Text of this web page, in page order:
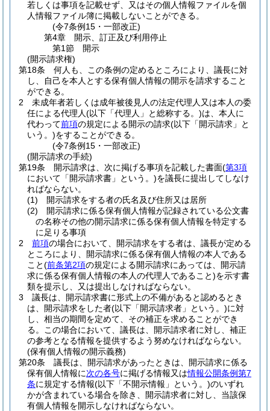
若しくは事項を記載せず、又はその個人情報ファイルを個
人情報ファイル簿に掲載しないことができる。
(令7条例15・一部改正)
第4章
開示、訂正及び利用停止
第1節
開示
(開示請求権)
第18条
何人も、この条例の定めるところにより、議長に対
し、自己を本人とする保有個人情報の開示を請求すること
ができる。
2
未成年者若しくは成年被後見人の法定代理人又は本人の委
任による代理人(以下「代理人」と総称する。)は、本人に
代わって前項の規定による開示の請求(以下「開示請求」と
いう。)をすることができる。
(令7条例15・一部改正)
(開示請求の手続)
第19条
開示請求は、次に掲げる事項を記載した書面(第3項
において「開示請求書」という。)を議長に提出してしなけ
ればならない。
(1)
開示請求をする者の氏名及び住所又は居所
(2)
開示請求に係る保有個人情報が記録されている公文書
の名称その他の開示請求に係る保有個人情報を特定する
に足りる事項
2
前項の場合において、開示請求をする者は、議長が定める
ところにより、開示請求に係る保有個人情報の本人である
こと(前条第2項の規定による開示請求にあっては、開示請
求に係る保有個人情報の本人の代理人であること)を示す書
類を提示し、又は提出しなければならない。
3
議長は、開示請求書に形式上の不備があると認めるとき
は、開示請求をした者(以下「開示請求者」という。)に対
し、相当の期間を定めて、その補正を求めることができ
る。
この場合において、議長は、開示請求者に対し、補正
の参考となる情報を提供するよう努めなければならない。
(保有個人情報の開示義務)
第20条
議長は、開示請求があったときは、開示請求に係る
保有個人情報に次の各号に掲げる情報又は情報公開条例第7
条に規定する情報(以下「不開示情報」という。)のいずれ
かが含まれている場合を除き、開示請求者に対し、当該保
有個人情報を開示しなければならない。